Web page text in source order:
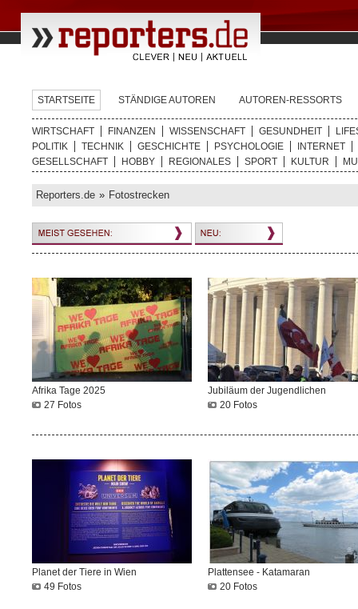
STARTSEITE STÄNDIGE AUTOREN AUTOREN-RESSORTS
WIRTSCHAFT FINANZEN WISSENSCHAFT GESUNDHEIT
POLITIK
TECHNIK GESCHICHTE PSYCHOLOGIE
INTERNET
GESELLSCHAFT
HOBBY REGIONALES SPORT KULTUR
Reporters.de » Fotostrecken
Afrika Tage 2025
27 Fotos
Jubiläum der Jugendlichen
20 Fotos
Planet der Tiere in Wien
49 Fotos
Plattensee - Katamaran
20 Fotos